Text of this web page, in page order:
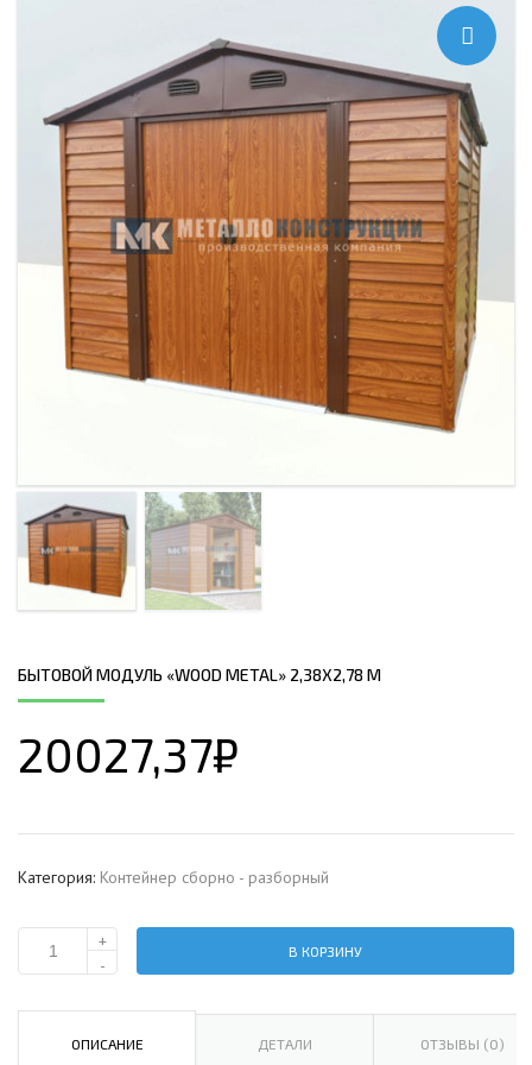
БЫТОВОЙ МОДУЛЬ «WOOD METAL» 2,38Х2,78 М
20027,37₽
Категория: Контейнер сборно - разборный
Количество
модуль
+
-
В КОРЗИНУ
ОПИСАНИЕ ДЕТАЛИ ОТЗЫВЫ (0)